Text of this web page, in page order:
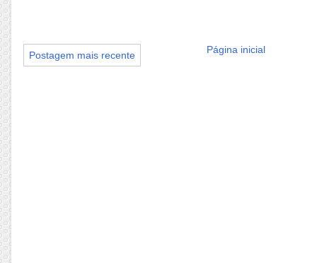
Postagem mais recente Página inicial